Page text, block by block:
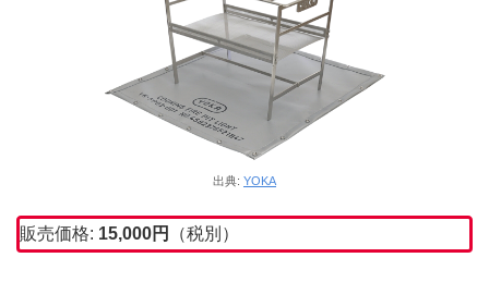
出典: YOKA
販売価格: 15,000円 （税別）